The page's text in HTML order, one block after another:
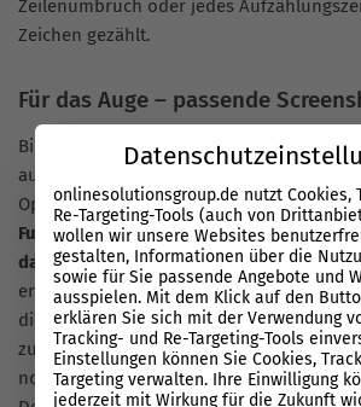
Zeilenumbruch oder jedes
Zeichen gezählt.
Für das Auge – passende
Bilder sagen mehr als tausend Worte.
auch im App Marketing und in besonders
Optimization.Über Screenshots werden
Funktionen und Features der eigenen
dargestellt. Zudem bekommen zukünftige
ersten Eindruck über das Interface und
diesen Effekt zu verstärken, bietet es
zum Eintrag hinzuzufügen. Die bewegten
nochmals einen detaillierten Einblick in
onlinesolutionsgroup.de nutzt Cookies,
Re-Targeting-Tools (auch von
wollen wir unsere Websites
gestalten, Informationen über die
sowie für Sie passende Angebote und
ausspielen. Mit dem Klick auf den
erklären Sie sich mit der Verwendung
Tracking- und Re-Targeting-Tools
Einstellungen können Sie Cookies,
Targeting verwalten. Ihre Einwilligung
jederzeit mit Wirkung für die Zukunft